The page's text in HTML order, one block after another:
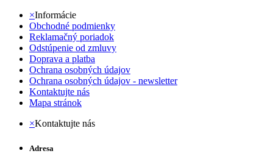
×Informácie
Obchodné podmienky
Reklamačný poriadok
Odstúpenie od zmluvy
Doprava a platba
Ochrana osobných údajov
Ochrana osobných údajov - newsletter
Kontaktujte nás
Mapa stránok
×Kontaktujte nás
Adresa